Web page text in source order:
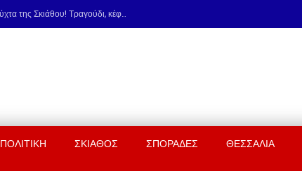
Ο Χαριτοδιπλωμένος… έβαλε φωτιά στη νύχτα της Σκιάθου! Τραγούδι, κέφι & εκλεκτή παρέα στο Carnayo
ΠΟΛΙΤΙΚΗ ΣΚΙΑΘΟΣ ΣΠΟΡΑΔΕΣ ΘΕΣΣΑΛΙΑ